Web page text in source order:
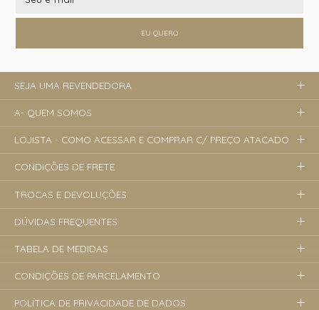
EU QUERO
SEJA UMA REVENDEDORA
A- QUEM SOMOS
LOJISTA - COMO ACESSAR E COMPRAR C/ PREÇO ATACADO
CONDIÇÕES DE FRETE
TROCAS E DEVOLUÇÕES
DÚVIDAS FREQUENTES
TABELA DE MEDIDAS
CONDIÇÕES DE PARCELAMENTO
POLÍTICA DE PRIVACIDADE DE DADOS